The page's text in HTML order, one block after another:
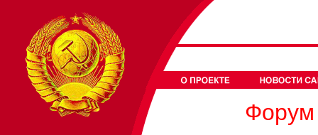
Форум